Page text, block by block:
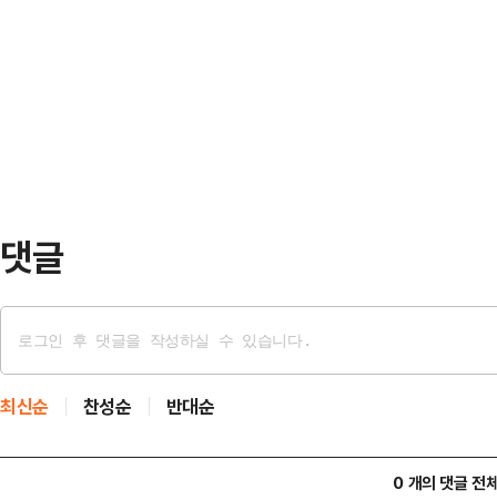
댓글
최신순 찬성순 반대순
0 개의 댓글 전